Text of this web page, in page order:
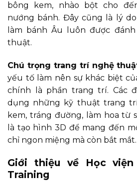
bông kem, nhào bột cho
nướng bánh. Đây cũng là lý
làm bánh Âu luôn được
thuật.
Chú trọng trang trí nghệ
yếu tố làm nên sự khác biệt
chính là phần trang trí. Các
dụng những kỹ thuật trang
kem, tráng đường, làm hoa từ
là tạo hình 3D để mang đến
chỉ ngon miệng mà còn bắt mắt.
Giới thiệu về Học
Training